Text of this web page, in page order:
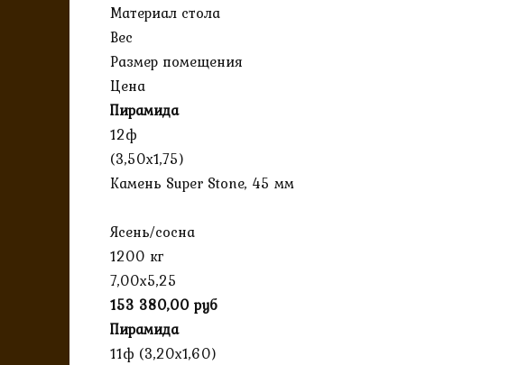
Материал стола
Вес
Размер помещения
Цена
Пирамида
12ф
(3,50х1,75)
Камень Super Stone, 45 мм
Ясень/сосна
1200 кг
7,00х5,25
153 380,00 руб
Пирамида
11ф (3,20х1,60)